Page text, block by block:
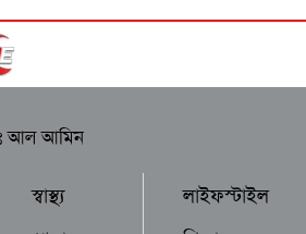
আল আমিন
স্বাস্থ্য
লাইফস্টাইল